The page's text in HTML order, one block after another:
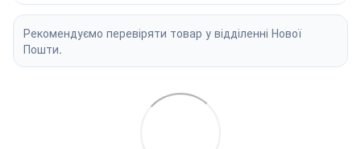
Рекомендуємо перевіряти товар у відділенні Нової
Пошти.